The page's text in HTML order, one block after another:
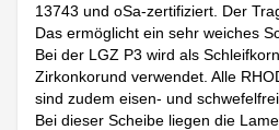
13743 und oSa-zertifiziert. Der
Das ermöglicht ein sehr weiches
Bei der LGZ P3 wird als
Zirkonkorund verwendet. Alle
sind zudem eisen- und schwefelfrei.
Bei dieser Scheibe liegen die